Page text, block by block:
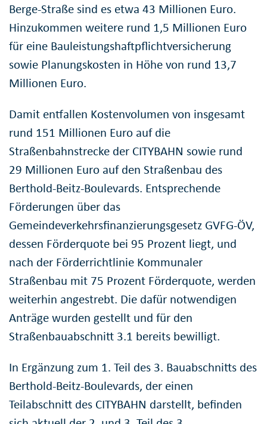
Berge-Straße sind es etwa 43 Millionen Euro.
Hinzukommen weitere rund 1,5 Millionen Euro
für eine Bauleistungshaftpflichtversicherung
sowie Planungskosten in Höhe von rund 13,7
Millionen Euro.
Damit entfallen Kostenvolumen von insgesamt
rund 151 Millionen Euro auf die
Straßenbahnstrecke der CITYBAHN sowie rund
29 Millionen Euro auf den Straßenbau des
Berthold-Beitz-Boulevards. Entsprechende
Förderungen über das
Gemeindeverkehrsfinanzierungsgesetz GVFG-ÖV,
dessen Förderquote bei 95 Prozent liegt, und
nach der Förderrichtlinie Kommunaler
Straßenbau mit 75 Prozent Förderquote, werden
weiterhin angestrebt. Die dafür notwendigen
Anträge wurden gestellt und für den
Straßenbauabschnitt 3.1 bereits bewilligt.
In Ergänzung zum 1. Teil des 3. Bauabschnitts des
Berthold-Beitz-Boulevards, der einen
Teilabschnitt des CITYBAHN darstellt, befinden